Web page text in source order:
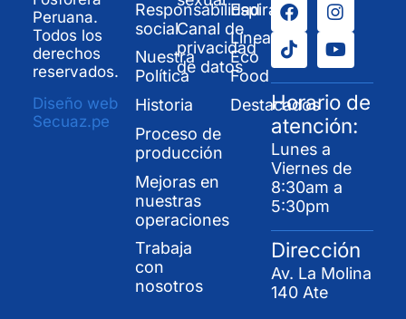
Peruana.
Todos los
derechos
reservados.
Diseño web
Secuaz.pe
Responsabilidad
social
Nuestra
Política
Historia
Proceso de
producción
Mejoras en
nuestras
operaciones
Trabaja
con
nosotros
Canal de
privacidad
de datos
Espirales
Línea
Eco
Food
Destacados
Horario de
atención:
Lunes a
Viernes de
8:30am a
5:30pm
Dirección
Av. La Molina
140 Ate